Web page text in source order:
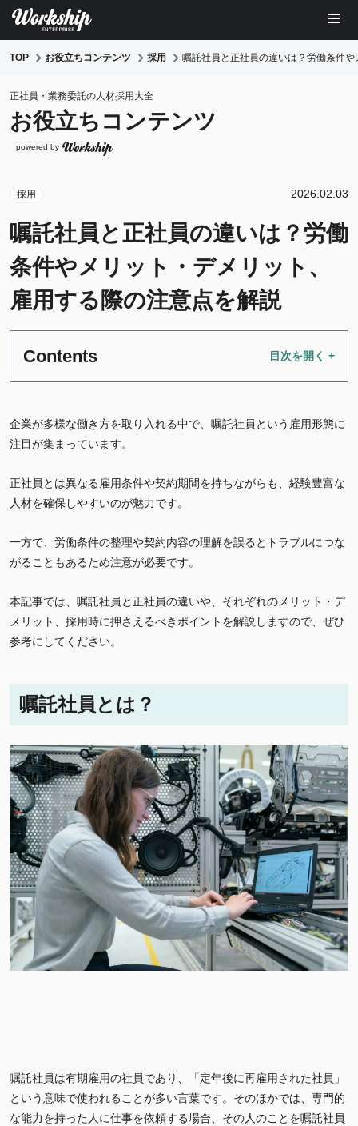
TOP お役立ちコンテンツ 採用 嘱託社員と正社員の違いは？労働条件
正社員・業務委託の人材採用大全
お役立ちコンテンツ
powered by
採用 2026.02.03
嘱託社員と正社員の違いは？労働
条件やメリット・デメリット、
雇用する際の注意点を解説
Contents
企業が多様な働き方を取り入れる中で、嘱託社員という雇用形態に
注目が集まっています。
正社員とは異なる雇用条件や契約期間を持ちながらも、経験豊富な
人材を確保しやすいのが魅力です。
一方で、労働条件の整理や契約内容の理解を誤るとトラブルにつな
がることもあるため注意が必要です。
本記事では、嘱託社員と正社員の違いや、それぞれのメリット・デ
メリット、採用時に押さえるべきポイントを解説しますので、ぜひ
参考にしてください。
嘱託社員とは？
嘱託社員は有期雇用の社員であり、「定年後に再雇用された社員」
という意味で使われることが多い言葉です。そのほかでは、専門的
な能力を持った人に仕事を依頼する場合、その人のことを嘱託社員